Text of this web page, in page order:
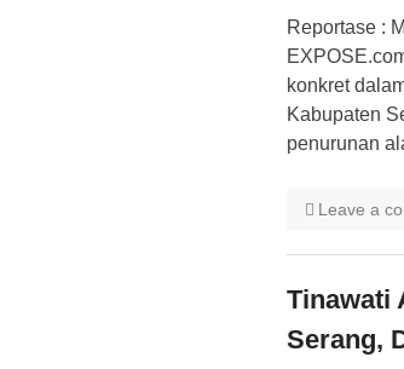
Reportase :
konkret
Kabupaten
penurunan
Leave a
Tinawati
Serang,